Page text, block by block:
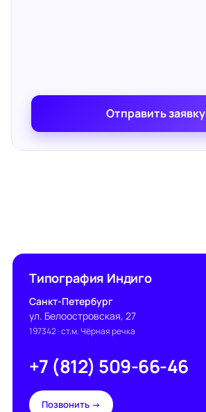
Отправить заявку
Типография Индиго
Санкт-Петербург
ул. Белоостровская, 27
197342· ст.м. Чёрная речка
+7 (812) 509-66-46
Позвонить →